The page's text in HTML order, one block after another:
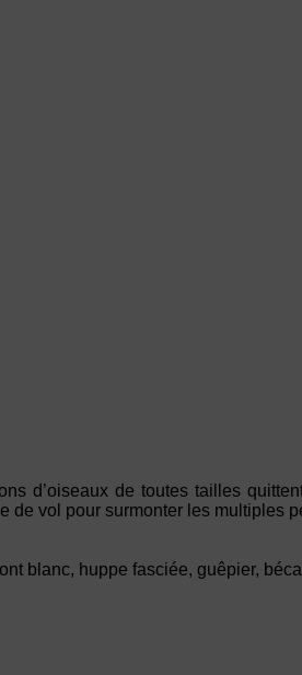
d’oiseaux de toutes tailles
vol pour surmonter les multiples
blanc, huppe fasciée, guêpier,